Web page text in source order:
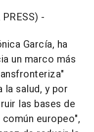
-
García, ha
un marco más
la salud, y por
las bases de
europeo",